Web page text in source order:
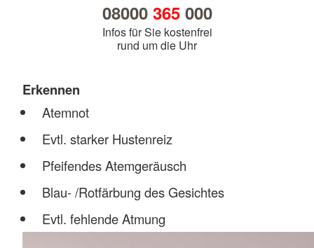
08000 365000
Infos für Sie kostenfrei
rund um die Uhr
Erkennen
Atemnot
Evtl. starker Hustenreiz
Pfeifendes Atemgeräusch
Blau- /Rotfärbung des Gesichtes
Evtl. fehlende Atmung